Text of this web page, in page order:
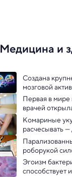
Медицина и
Создана
мозговой
Первая в мире
врачей
Саудовской
Комариные
расчесывать
объяснил,
роборукой
рекордно
Эгоизм
способствует